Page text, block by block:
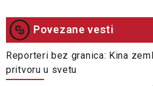
Povezane vesti
Reporteri bez granica: Kina
pritvoru u svetu